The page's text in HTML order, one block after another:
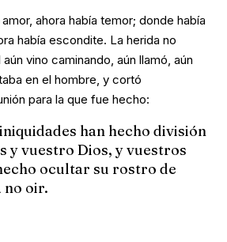
ahora había temor; donde había
había escondite. La herida no
vino caminando, aún llamó, aún
en el hombre, y cortó
para la que fue hecho:
han hecho división
y vuestro Dios, y vuestros
ocultar su rostro de
no oir.